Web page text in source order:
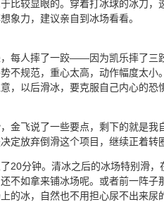
比较显眼的。穿着打冰球的冰刀
象力，建议亲自到冰场看看。
每人摔了一跤——因为凯乐摔了
不规范，重心太高，动作幅度太
，以后滑冰，要克服自己内心的
金飞说了一些要点，剩下的就是
定放弃倒滑这个项目，继续正着转
20分钟。清冰之后的冰场特别滑
不如拿来铺冰场呢。或者前一阵
的冰，自然也不用担心尿不出来尿